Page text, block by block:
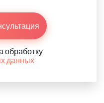
обработку
данных